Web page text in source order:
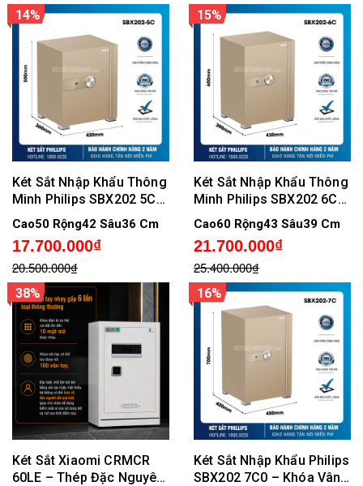
14%
Két Sắt Nhập Khẩu Thông
Minh Philips SBX202 5C0
- Khung Thép Carbon,
Khóa Vân Tay Điện Tử
Cao50 Rộng42 Sâu36 Cm
17.700.000₫
20.500.000₫
15%
Két Sắt Nhập Khẩu Thông
Minh Philips SBX202 6C0
- Khóa Vân Tay Điện Tử,
Khung Thép Toàn Thân
Két
Cao60 Rộng43 Sâu39 Cm
21.700.000₫
25.400.000₫
38%
Két Sắt Xiaomi CRMCR
60LE – Thép Đặc Nguyên
16%
Két Sắt Nhập Khẩu Philips
SBX202 7C0 – Khóa Vân